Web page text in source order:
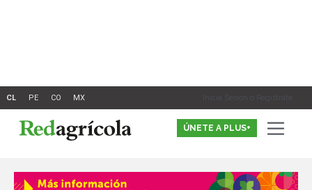
Inicia Sesión o Registrate
ÚNETE A PLUS+